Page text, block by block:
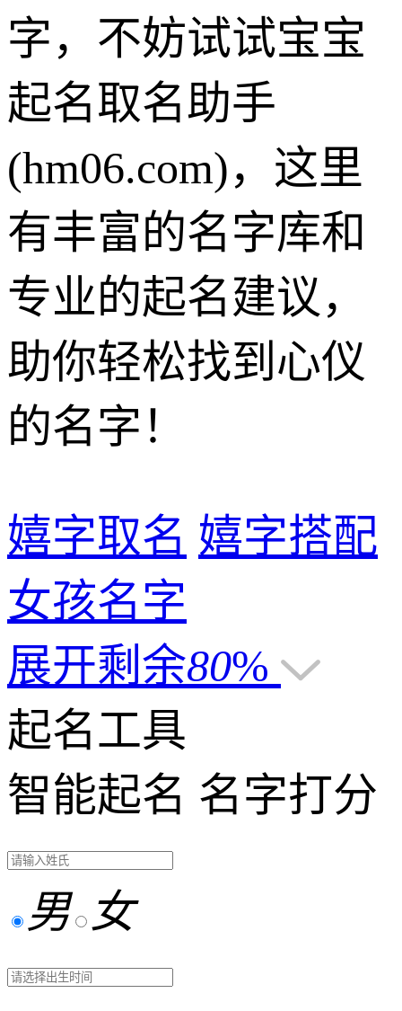
字，不妨试试宝宝
起名取名助手
(hm06.com)，这里
有丰富的名字库和
专业的起名建议，
助你轻松找到心仪
的名字！
嬉字取名 嬉字搭配
女孩名字
展开剩余80%
起名工具
智能起名 名字打分
男 女